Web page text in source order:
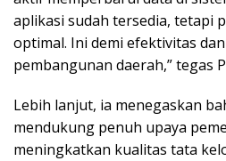
aplikasi sudah tersedia, tetapi
optimal. Ini demi efektivitas
pembangunan daerah,” tegas
Lebih lanjut, ia menegaskan
mendukung penuh upaya
meningkatkan kualitas tata